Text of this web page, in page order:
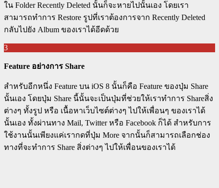
ใน Folder Recently Deleted นั้นก็จะหายไปนั้นเอง โดยเรา
สามารถทำการ Restore รูปที่เราต้องการจาก Recently Deleted
กลับไปยัง Album ของเราได้อีดด้วย
3
Feature อย่างการ Share
สำหรับอีกหนึ่ง Feature บน iOS 8 นั้นก็คือ Feature ของปุ่ม Share
นั้นเอง โดยปุ่ม Share นี้นั้นจะเป็นปุ่มที่ช่วยให้เราทำการ Shareสิ่ง
ต่างๆ ทั้งรูป หรือ เนื้อหาเว็บไซต์ต่างๆ ไปให้เพื่อนๆ ของเราได้
นั้นเอง ทั้งผ่านทาง Mail, Twitter หรือ Facebook ก็ได้ สำหรับการ
ใช้งานนั้นเพียงแค่เรากดที่ปุ่ม More จากนั้นก็สามารถเลือกช่อง
ทางที่จะทำการ Share สิ่งต่างๆ ไปให้เพื่อนของเราได้